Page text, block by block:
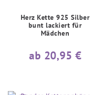
Herz Kette 925 Silber
bunt lackiert für
Mädchen
ab 20,95 €